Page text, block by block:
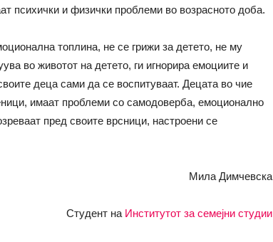
психички и физички проблеми во возрасното доба.
топлина, не се грижи за детето, не му
во животот на детето, ги игнорира емоциите и
деца сами да се воспитуваат. Децата во чие
имаат проблеми со самодоверба, емоционално
пред своите врсници, настроени се
Мила Димчевска
Студент на Институтот за семејни студии